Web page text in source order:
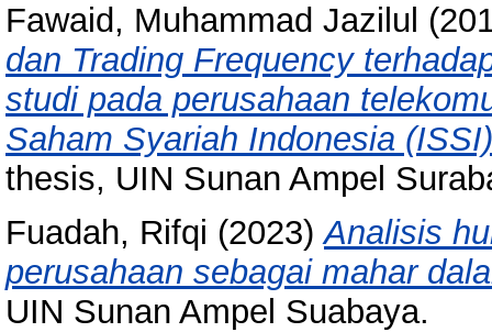
Fawaid, Muhammad Jazilul
dan Trading Frequency
studi pada perusahaan
Saham Syariah Indonesia
thesis, UIN Sunan Ampel
Fuadah, Rifqi (2023)Analisis
perusahaan sebagai mahar
UIN Sunan Ampel Suabaya.